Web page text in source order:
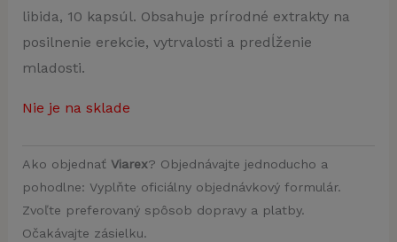
bola:
je:
libida, 10 kapsúl. Obsahuje prírodné extrakty na
posilnenie erekcie, vytrvalosti a predĺženie
mladosti.
Nie je na sklade
Ako objednať Viarex? Objednávajte jednoducho a
pohodlne: Vyplňte oficiálny objednávkový formulár.
Zvoľte preferovaný spôsob dopravy a platby.
Očakávajte zásielku.